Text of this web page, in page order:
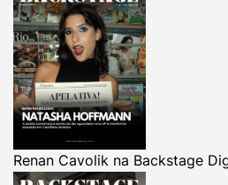
Renan Cavolik na Backstage